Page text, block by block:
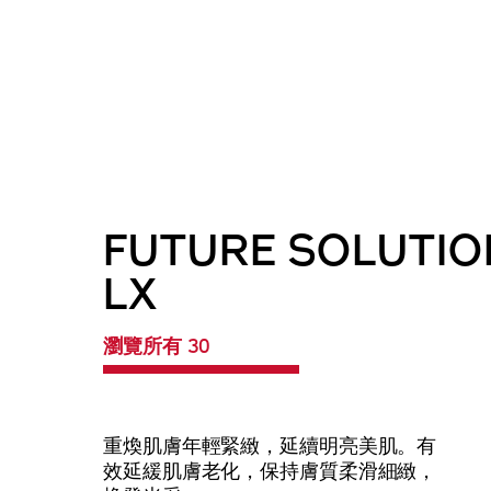
FUTURE
LX
瀏覽所有 30
重煥肌膚年輕緊緻，延續明亮美肌。有
效延緩肌膚老化，保持膚質柔滑細緻，